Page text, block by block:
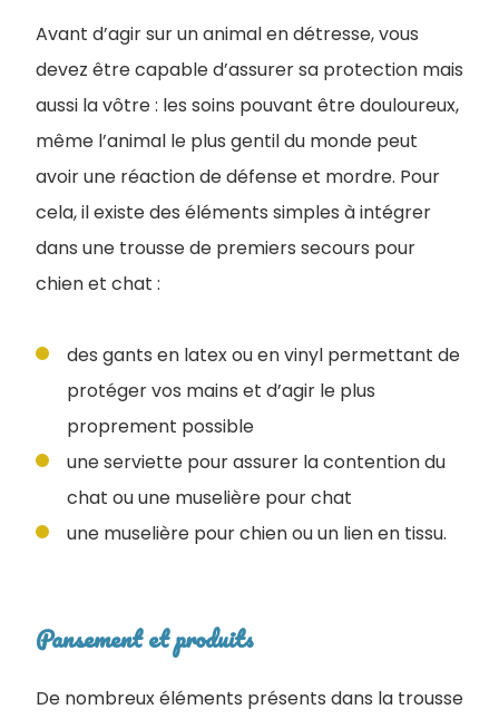
Avant d’agir sur un animal en détresse, vous
devez être capable d’assurer sa protection mais
aussi la vôtre : les soins pouvant être douloureux,
même l’animal le plus gentil du monde peut
avoir une réaction de défense et mordre. Pour
cela, il existe des éléments simples à intégrer
dans une trousse de premiers secours pour
chien et chat :
des gants en latex ou en vinyl permettant de
protéger vos mains et d’agir le plus
proprement possible
une serviette pour assurer la contention du
chat ou une muselière pour chat
une muselière pour chien ou un lien en tissu.
Pansement et produits
De nombreux éléments présents dans la trousse